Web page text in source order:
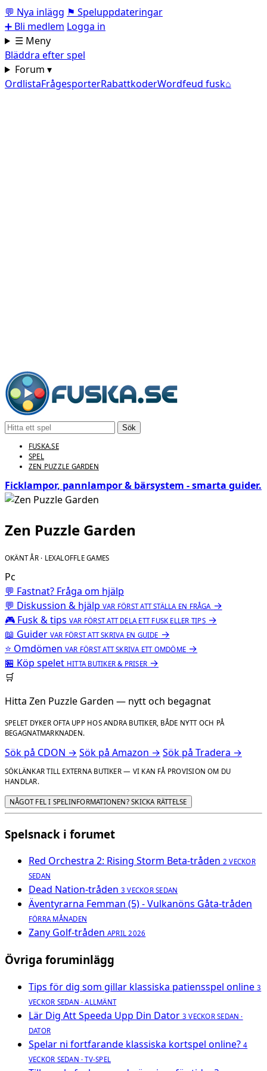
💬 Nya inlägg ⚑ Speluppdateringar
➕ Bli medlem Logga in
☰ Meny
Bläddra efter spel
Forum ▾
OrdlistaFrågesporterRabattkoderWordfeud fusk⌂
Sök
FUSKA.SE
SPEL
ZEN PUZZLE GARDEN
Ficklampor, pannlampor & bärsystem - smarta guider.
Zen Puzzle Garden
OKÄNT ÅR · LEXALOFFLE GAMES
Pc
💬 Fastnat? Fråga om hjälp
💬 Diskussion & hjälp VAR FÖRST ATT STÄLLA EN FRÅGA →
🎮 Fusk & tips VAR FÖRST ATT DELA ETT FUSK ELLER TIPS →
📖 Guider VAR FÖRST ATT SKRIVA EN GUIDE →
⭐ Omdömen VAR FÖRST ATT SKRIVA ETT OMDÖME →
🏪 Köp spelet HITTA BUTIKER & PRISER →
🛒
Hitta Zen Puzzle Garden — nytt och begagnat
SPELET DYKER OFTA UPP HOS ANDRA BUTIKER, BÅDE NYTT OCH PÅ
BEGAGNATMARKNADEN.
Sök på CDON → Sök på Amazon → Sök på Tradera →
SÖKLÄNKAR TILL EXTERNA BUTIKER — VI KAN FÅ PROVISION OM DU
HANDLAR.
NÅGOT FEL I SPELINFORMATIONEN? SKICKA RÄTTELSE
Spelsnack i forumet
Red Orchestra 2: Rising Storm Beta-tråden 2 VECKOR
SEDAN
Dead Nation-tråden 3 VECKOR SEDAN
Äventyrarna Femman (5) - Vulkanöns Gåta-tråden
FÖRRA MÅNADEN
Zany Golf-tråden APRIL 2026
Övriga foruminlägg
Tips för dig som gillar klassiska patiensspel online 3
VECKOR SEDAN · ALLMÄNT
Lär Dig Att Speeda Upp Din Dator 3 VECKOR SEDAN ·
DATOR
Spelar ni fortfarande klassiska kortspel online? 4
VECKOR SEDAN · TV-SPEL